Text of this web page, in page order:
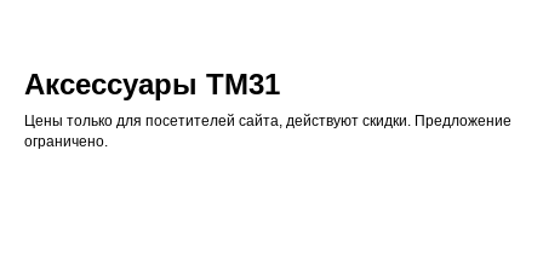
Аксессуары ТМ31
Цены только для посетителей сайта, действуют скидки. Предложение
ограничено.